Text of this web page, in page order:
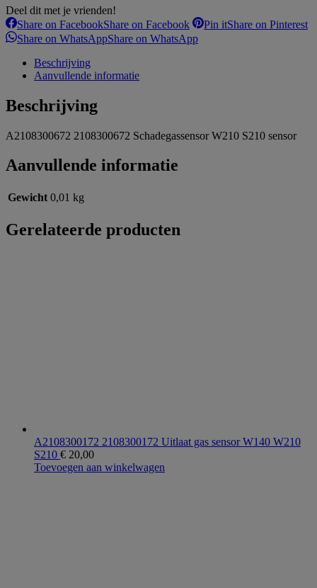
Deel dit met je vrienden!
Share on FacebookShare on Facebook Pin itShare on Pinterest
Share on WhatsAppShare on WhatsApp
Beschrijving
Aanvullende informatie
Beschrijving
A2108300672 2108300672 Schadegassensor W210 S210 sensor
Aanvullende informatie
Gewicht 0,01 kg
Gerelateerde producten
A2108300172 2108300172 Uitlaat gas sensor W140 W210
S210 € 20,00
Toevoegen aan winkelwagen